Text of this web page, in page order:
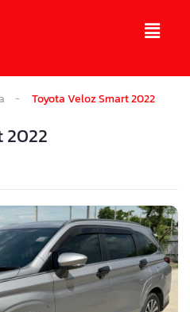
Toyota Veloz Smart 2022
2022